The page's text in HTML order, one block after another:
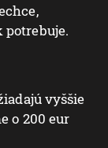
vyššie
o 200 eur